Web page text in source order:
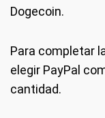
Dogecoin.
Para completar
elegir PayPal
cantidad.